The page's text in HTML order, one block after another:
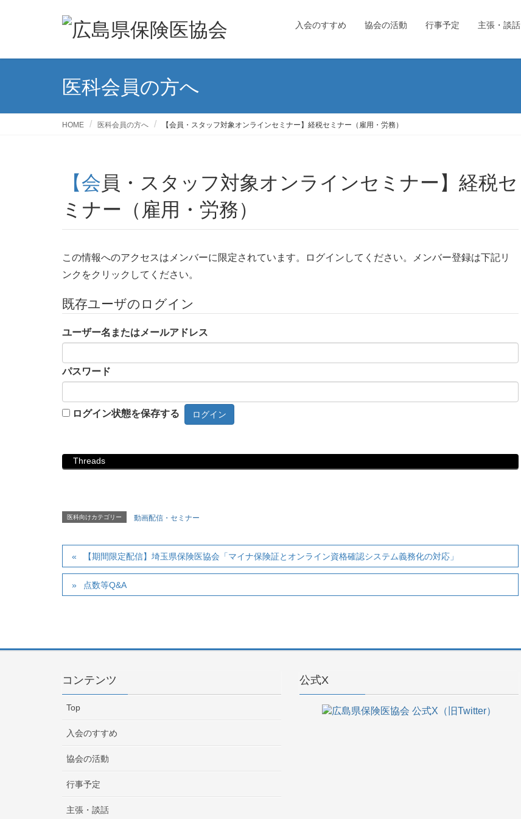
入会のすすめ 協会の活動 行事予定 主張・談話
医科会員の方へ
HOME 医科会員の方へ 【会員・スタッフ対象オンラインセミナー】経税セミナー（雇用・労務）
【会員・スタッフ対象オンラインセミナー】経税セ
ミナー（雇用・労務）
この情報へのアクセスはメンバーに限定されています。ログインしてください。メンバー登録は下記リ
ンクをクリックしてください。
既存ユーザのログイン
ユーザー名またはメールアドレス
パスワード
ログイン状態を保存する
Threads
医科向けカテゴリー 動画配信・セミナー
【期間限定配信】埼玉県保険医協会「マイナ保険証とオンライン資格確認システム義務化の対応」
点数等Q&A
コンテンツ
Top
入会のすすめ
協会の活動
行事予定
主張・談話
公式X